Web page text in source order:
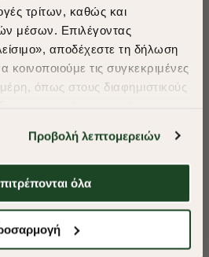
τρίτων, καθώς και
μέσων. Επιλέγοντας
αποδέχεστε τη δήλωση
κοινοποιούμε τις συγκεκριμένες
όπως στους διαφημιστικούς
θα περιοριστούμε
που είναι απολύτως
απόδοση και
μας. Ωστόσο, λάβετε
πληροφορίες που θα
Προβολή λεπτομερειών
όλα
FIT
of Style
SALE
Shop Now